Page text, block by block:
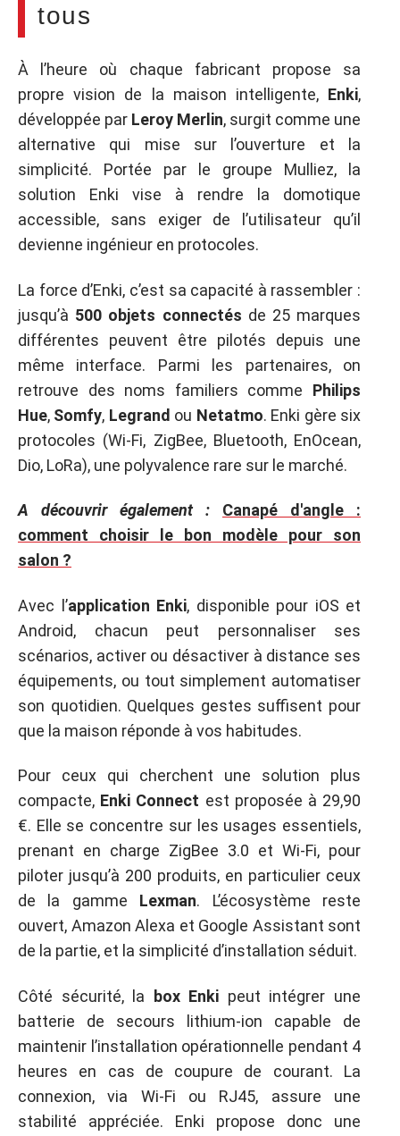
tous
À l’heure où chaque fabricant propose sa
propre vision de la maison intelligente, Enki,
développée par Leroy Merlin, surgit comme une
alternative qui mise sur l’ouverture et la
simplicité. Portée par le groupe Mulliez, la
solution Enki vise à rendre la domotique
accessible, sans exiger de l’utilisateur qu’il
devienne ingénieur en protocoles.
La force d’Enki, c’est sa capacité à rassembler :
jusqu’à 500 objets connectés de 25 marques
différentes peuvent être pilotés depuis une
même interface. Parmi les partenaires, on
retrouve des noms familiers comme Philips
Hue, Somfy, Legrand ou Netatmo. Enki gère six
protocoles (Wi-Fi, ZigBee, Bluetooth, EnOcean,
Dio, LoRa), une polyvalence rare sur le marché.
A découvrir également :
Canapé d'angle :
comment choisir le bon modèle pour son
salon ?
Avec l’application Enki, disponible pour iOS et
Android, chacun peut personnaliser ses
scénarios, activer ou désactiver à distance ses
équipements, ou tout simplement automatiser
son quotidien. Quelques gestes suffisent pour
que la maison réponde à vos habitudes.
Pour ceux qui cherchent une solution plus
compacte, Enki Connect est proposée à 29,90
€. Elle se concentre sur les usages essentiels,
prenant en charge ZigBee 3.0 et Wi-Fi, pour
piloter jusqu’à 200 produits, en particulier ceux
de la gamme Lexman. L’écosystème reste
ouvert, Amazon Alexa et Google Assistant sont
de la partie, et la simplicité d’installation séduit.
Côté sécurité, la box Enki peut intégrer une
batterie de secours lithium-ion capable de
maintenir l’installation opérationnelle pendant 4
heures en cas de coupure de courant. La
connexion, via Wi-Fi ou RJ45, assure une
stabilité appréciée. Enki propose donc une